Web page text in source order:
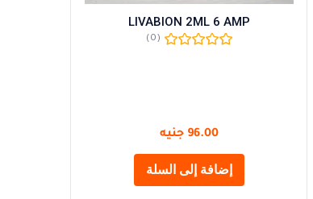
LIVABION 2ML 6 AMP
(0)
96.00 جنيه
إضافة إلى السلة